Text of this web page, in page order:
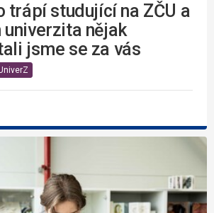
trápí studující na ZČU a
nějak
jsme se za vás